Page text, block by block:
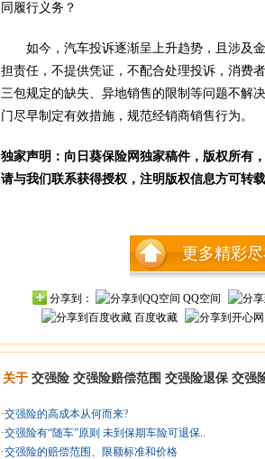
同履行义务？
如今，汽车投诉逐渐呈上升趋势，且涉及金
担责任，不提供凭证，不配合处理投诉，消费
三包规定的缺失、异地销售的限制等问题不解
门尽早制定有效措施，规范经销商销售行为。
独家声明：向日葵保险网独家稿件，版权所有
请与我们联系获得授权，注明版权信息方可转载
更多精彩
分享到： QQ空间
百度收藏
关于 交强险 交强险赔偿范围 交强险退保 交强
·交强险的高成本从何而来?
·交强险有“随车”原则 未到保期车险可退保..
·交强险的赔偿范围、限额标准和价格